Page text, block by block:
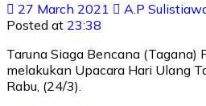
27 March 2021 A.P
Posted at 23:38
Taruna Siaga Bencana (Tagana)
melakukan Upacara Hari Ulang
Rabu, (24/3).